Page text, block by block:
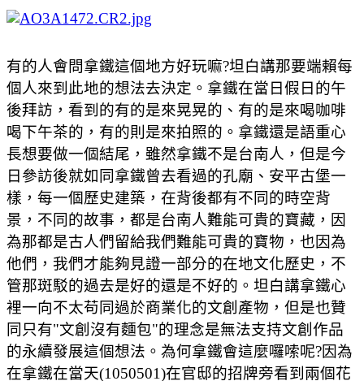
有的人會問拿鐵這個地方好玩嘛?坦白講那要端賴每
個人來到此地的想法去決定。拿鐵在當日假日的午
後拜訪，看到的有的是來晃晃的、有的是來喝咖啡
喝下午茶的，有的則是來拍照的。拿鐵還是語重心
長想要做一個結尾，雖然拿鐵不是台南人，但是今
日參訪後就如同拿鐵曾去看過的孔廟、安平古堡一
樣，每一個歷史建築，在背後都有不同的時空背
景，不同的故事，都是台南人難能可貴的寶藏，因
為那都是古人們留給我們難能可貴的寶物，也因為
他們，我們才能夠見證一部分的在地文化歷史，不
管那斑駁的過去是好的還是不好的。坦白講拿鐵心
裡一向不太苟同過於商業化的文創產物，但是也贊
同只有"文創沒有麵包"的理念是無法支持文創作品
的永續發展這個想法。為何拿鐵會這麼囉嗦呢?因為
在拿鐵在當天(1050501)在官邸的招牌旁看到兩個花